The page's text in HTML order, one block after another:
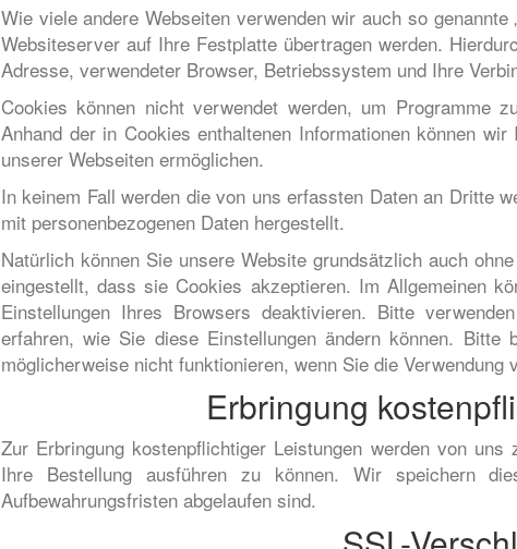
Wie viele andere Webseiten verwenden wir auch so
Websiteserver auf Ihre Festplatte übertragen werden.
Adresse, verwendeter Browser, Betriebssystem und Ihre
Cookies können nicht verwendet werden, um Programme
Anhand der in Cookies enthaltenen Informationen können
unserer Webseiten ermöglichen.
In keinem Fall werden die von uns erfassten Daten an Dritte
mit personenbezogenen Daten hergestellt.
Natürlich können Sie unsere Website grundsätzlich auch
eingestellt, dass sie Cookies akzeptieren. Im Allgemeinen
Einstellungen Ihres Browsers deaktivieren. Bitte
erfahren, wie Sie diese Einstellungen ändern können. Bitte
möglicherweise nicht funktionieren, wenn Sie die Verwendung
Erbringung
Zur Erbringung kostenpflichtiger Leistungen werden von
Ihre Bestellung ausführen zu können. Wir speichern
Aufbewahrungsfristen abgelaufen sind.